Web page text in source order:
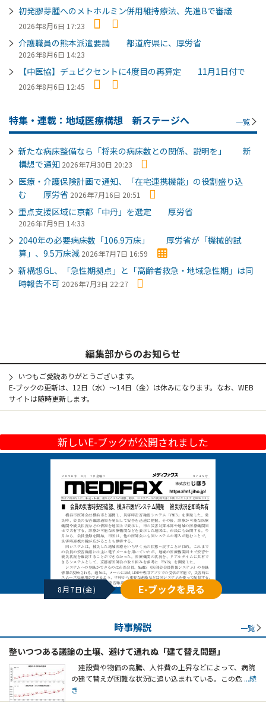
初発膠芽腫へのメトホルミン併用維持療法、先進Bで審議
2026年8月6日 17:23
介護職員の熊本派遣要請 都道府県に、厚労省
2026年8月6日 14:23
【中医協】デュピクセントに4度目の再算定 11月1日付で
2026年8月6日 12:45
特集・連載：地域医療構想 新ステージへ 一覧
新たな病床整備なら「将来の病床数との関係、説明を」 新
構想で通知 2026年7月30日 20:23
医療・介護保険計画で通知、「在宅連携機能」の役割盛り込
む 厚労省 2026年7月16日 20:51
重点支援区域に京都「中丹」を選定 厚労省
2026年7月9日 14:33
2040年の必要病床数「106.9万床」 厚労省が「機械的試
算」、9.5万床減 2026年7月7日 16:59
新構想GL、「急性期拠点」と「高齢者救急・地域急性期」は同
時報告不可 2026年7月3日 22:27
編集部からのお知らせ
いつもご愛読ありがとうございます。
E-ブックの更新は、12日（水）～14日（金）は休みになります。なお、WEB
サイトは随時更新します。
新しいE-ブックが公開されました
8月7日(金) E-ブックを見る
時事解説 一覧
整いつつある議論の土壌、避けて通れぬ「建て替え問題」
建設費や物価の高騰、人件費の上昇などによって、病院
の建て替えが困難な状況に追い込まれている。この危 ...続
き